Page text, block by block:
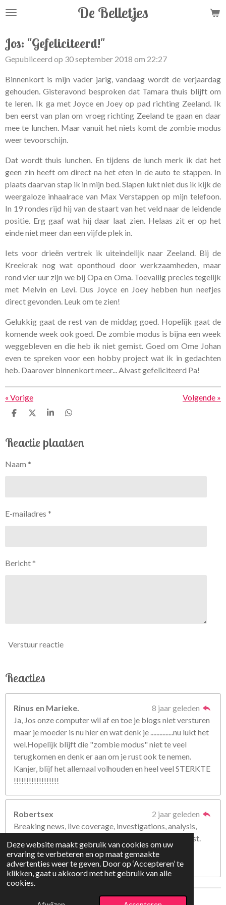
Deze website maakt gebruik van cookies om uw
ervaring te verbeteren en op maat gemaakte
advertenties weer te geven. Door op ‘Accepteren’ te
klikken, gaat u akkoord met het gebruik van alle
cookies.
Ga
de
hoofdinhoud
De Belletjes
Jos: "Gefeliciteerd!"
Gepubliceerd op 30 september 2018 om 22:27
Binnenkort is mijn vader jarig, vandaag wordt de verjaardag
gehouden. Gisteravond besproken dat Tamara thuis blijft om
te leren. Ik ga met Joyce en Joey op pad richting Zeeland. Ik
ben eerst van plan om vroeg richting Zeeland te gaan en daar
mee te lunchen. Maar vanuit het niets komt de zombie modus
weer tevoorschijn.
Dat wordt thuis lunchen. En tijdens de lunch merk ik dat het
geen zin heeft om direct na het eten in de auto te stappen. In
plaats daarvan stap ik in mijn bed. Slapen lukt niet dus ik kijk de
weergaloze inhaalrace van Max Verstappen op mijn telefoon.
In 19 rondes rijd hij van de staart van het veld naar de leidende
positie. Erg gaaf wat hij daar laat zien. Helaas zit er op het
einde niet meer dan een vijfde plek in.
Iets voor drieën vertrek ik uiteindelijk naar Zeeland. Bij de
Kreekrak nog wat oponthoud door werkzaamheden, maar
rond vier uur zijn we bij Opa en Oma. Toevallig precies tegelijk
met Melvin en Levi. Dus Joyce en Joey hebben hun neefjes
direct gevonden. Leuk om te zien!
Gelukkig gaat de rest van de middag goed. Hopelijk gaat de
komende week ook goed. De zombie modus is bijna een week
weggebleven en die heb ik niet gemist. Goed om Ome Johan
even te spreken voor een hobby project wat ik in gedachten
heb. Daarover binnenkort meer... Alvast gefeliciteerd Pa!
« Vorige Volgende »
D
e
n
D
l
S
r
e
D
e
n
Reactie plaatsen
Naam *
E-mailadres *
Bericht *
Verstuur reactie
Reacties
Rinus en Marieke.
8 jaar geleden
Ja, Jos onze computer wil af en toe je blogs niet versturen
maar je moeder is nu hier en wat denk je ...............nu lukt het
wel.Hopelijk blijft die "zombie modus" niet te veel
terugkomen en denk er aan om je rust ook te nemen.
Kanjer, blijf het allemaal volhouden en heel veel STERKTE
!!!!!!!!!!!!!!!!!!
Robertsex
2 jaar geleden
Breaking news, live coverage, investigations, analysis,
video, photos and opinions from The Washington Post.
https://www.washingtonposttoday.com/